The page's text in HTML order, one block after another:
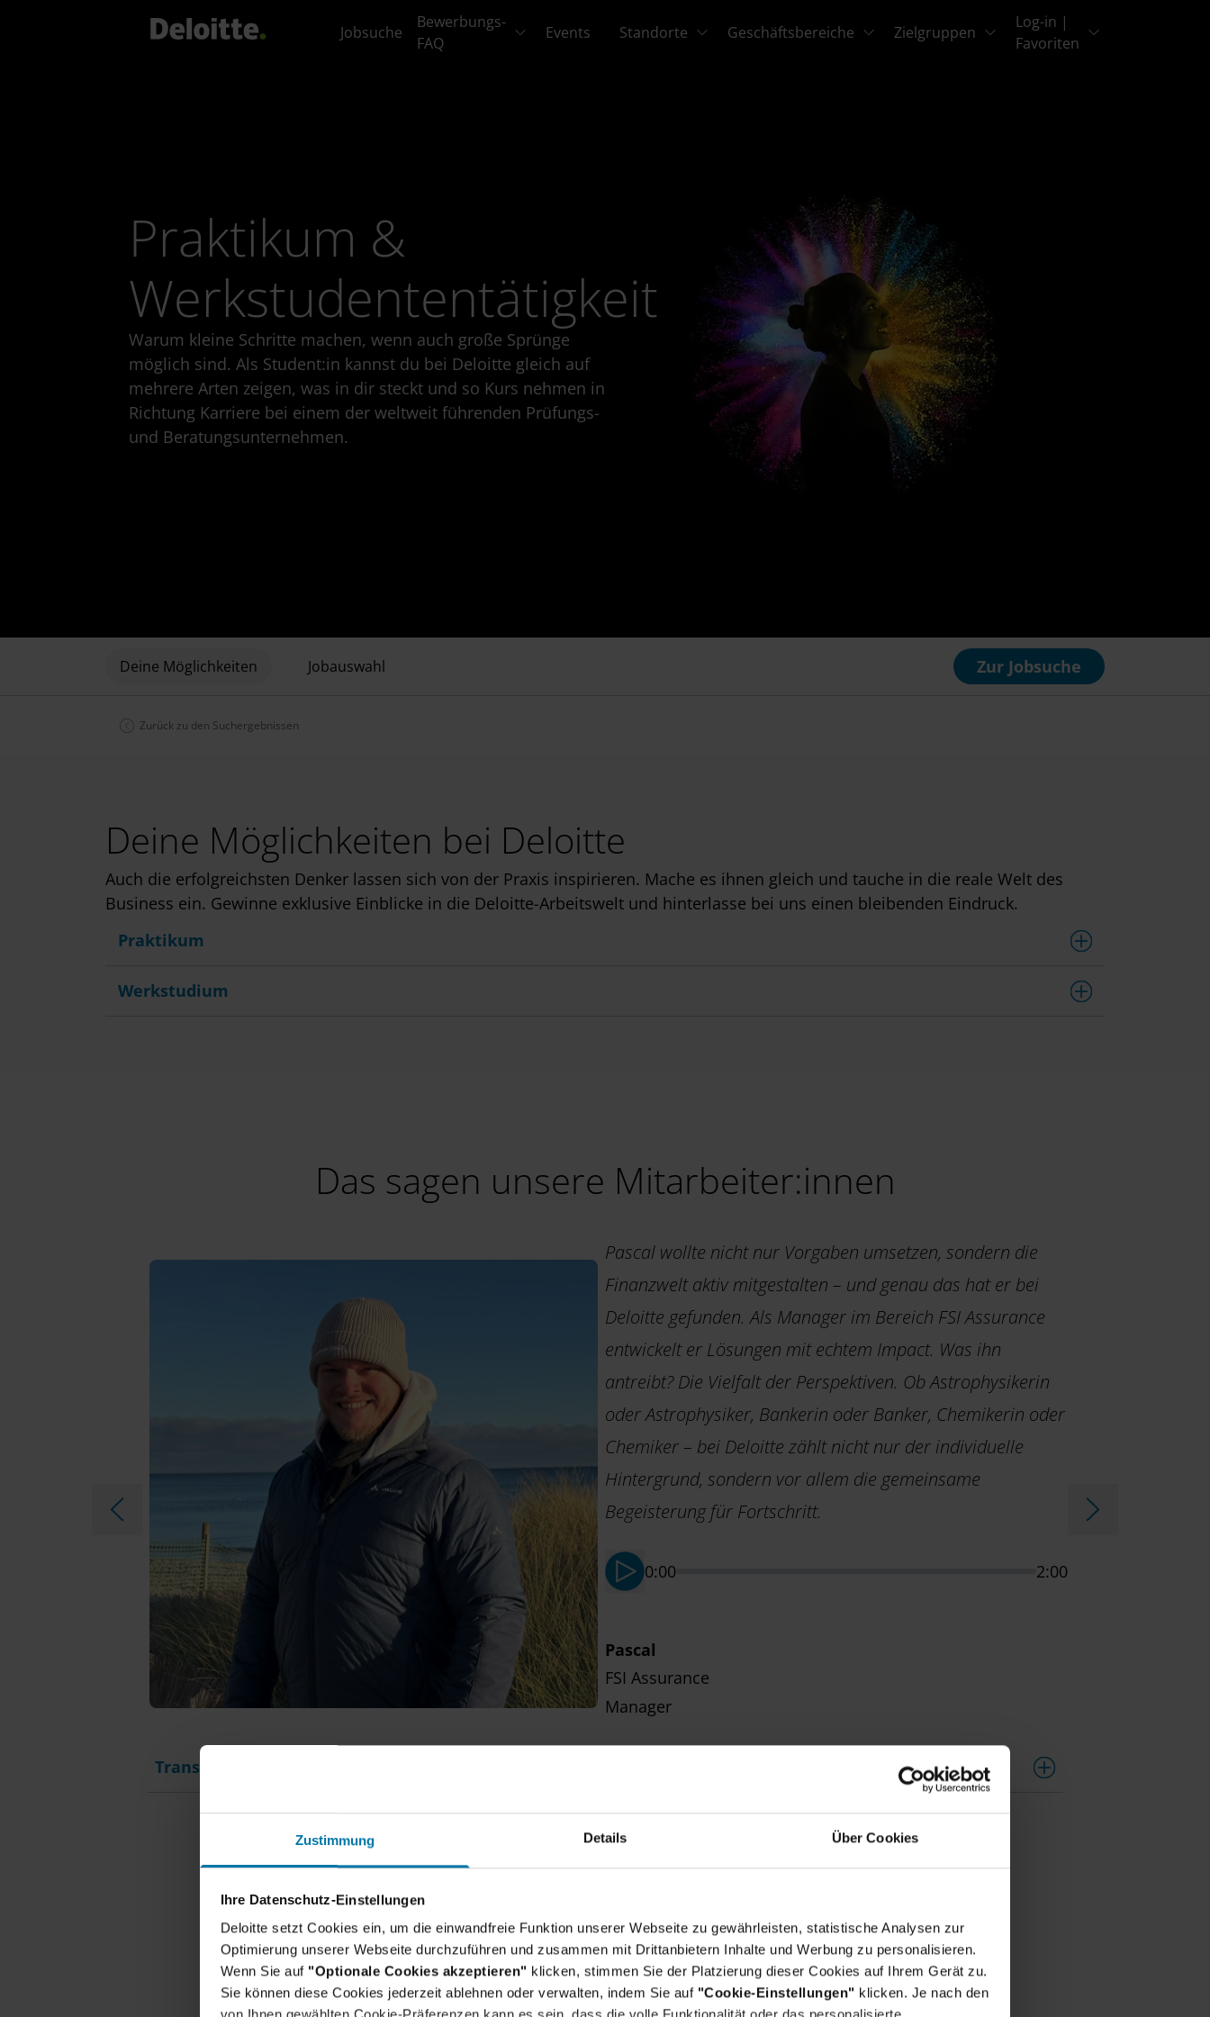
Zustimmung Details Über Cookies
Ihre Datenschutz-Einstellungen
Deloitte setzt Cookies ein, um die einwandfreie Funktion unserer Webseite zu gewährleisten, statistische Analysen zur
Optimierung unserer Webseite durchzuführen und zusammen mit Drittanbietern Inhalte und Werbung zu personalisieren.
Wenn Sie auf "Optionale Cookies akzeptieren" klicken, stimmen Sie der Platzierung dieser Cookies auf Ihrem Gerät zu.
Sie können diese Cookies jederzeit ablehnen oder verwalten, indem Sie auf "Cookie-Einstellungen" klicken. Je nach den
Jobsuche
Bewerbungs-
FAQ
Events Standorte Geschäftsbereiche Zielgruppen
Log-in |
Favoriten
Praktikum &
Werkstudententätigkeit
Warum kleine Schritte machen, wenn auch große Sprünge
möglich sind. Als Student:in kannst du bei Deloitte gleich auf
mehrere Arten zeigen, was in dir steckt und so Kurs nehmen in
Richtung Karriere bei einem der weltweit führenden Prüfungs-
und Beratungsunternehmen.
Deine Möglichkeiten Jobauswahl Zur Jobsuche
Zurück zu den Suchergebnissen
Deine Möglichkeiten bei Deloitte
Auch die erfolgreichsten Denker lassen sich von der Praxis inspirieren. Mache es ihnen gleich und tauche in die reale Welt des
Business ein. Gewinne exklusive Einblicke in die Deloitte-Arbeitswelt und hinterlasse bei uns einen bleibenden Eindruck.
Praktikum
Werkstudium
Das sagen unsere Mitarbeiter:innen
Pascal wollte nicht nur Vorgaben umsetzen, sondern die
Finanzwelt aktiv mitgestalten – und genau das hat er bei
Deloitte gefunden. Als Manager im Bereich FSI Assurance
entwickelt er Lösungen mit echtem Impact. Was ihn
antreibt? Die Vielfalt der Perspektiven. Ob Astrophysikerin
oder Astrophysiker, Bankerin oder Banker, Chemikerin oder
Chemiker – bei Deloitte zählt nicht nur der individuelle
Hintergrund, sondern vor allem die gemeinsame
Begeisterung für Fortschritt.
0:00 2:00
Pascal
FSI Assurance
Manager
Transkript
Unsere Auswahl aus 103 Jobs für dich